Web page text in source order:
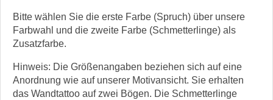
Bitte wählen Sie die erste Farbe (Spruch) über unsere
Farbwahl und die zweite Farbe (Schmetterlinge) als
Zusatzfarbe.
Hinweis: Die Größenangaben beziehen sich auf eine
Anordnung wie auf unserer Motivansicht. Sie erhalten
das Wandtattoo auf zwei Bögen. Die Schmetterlinge